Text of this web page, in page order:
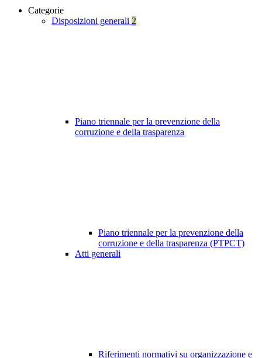
Categorie
Disposizioni generali 2
Piano triennale per la prevenzione della
corruzione e della trasparenza
Piano triennale per la prevenzione della
corruzione e della trasparenza (PTPCT)
Atti generali
Riferimenti normativi su organizzazione e